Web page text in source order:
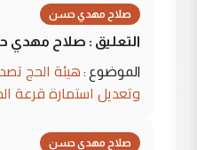
صلاح مهدي حسن
التعليق : صلاح
الموضوع : هيئة الحج
وتعديل استمارة قرعة
صلاح مهدي حسن